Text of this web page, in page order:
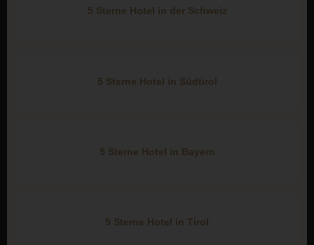
5 Sterne Hotel in der Schweiz
5 Sterne Hotel in Südtirol
5 Sterne Hotel in Bayern
5 Sterne Hotel in Tirol